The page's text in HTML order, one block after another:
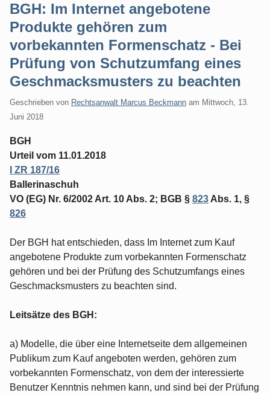
BGH: Im Internet angebotene
Produkte gehören zum
vorbekannten Formenschatz - Bei
Prüfung von Schutzumfang eines
Geschmacksmusters zu beachten
Geschrieben von Rechtsanwalt Marcus Beckmann am Mittwoch, 13.
Juni 2018
BGH
Urteil vom 11.01.2018
I ZR 187/16
Ballerinaschuh
VO (EG) Nr. 6/2002 Art. 10 Abs. 2; BGB § 823 Abs. 1, §
826
Der BGH hat entschieden, dass Im Internet zum Kauf
angebotene Produkte zum vorbekannten Formenschatz
gehören und bei der Prüfung des Schutzumfangs eines
Geschmacksmusters zu beachten sind.
Leitsätze des BGH:
a) Modelle, die über eine Internetseite dem allgemeinen
Publikum zum Kauf angeboten werden, gehören zum
vorbekannten Formenschatz, von dem der interessierte
Benutzer Kenntnis nehmen kann, und sind bei der Prüfung